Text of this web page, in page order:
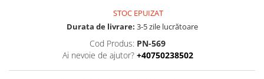
STOC EPUIZAT
Durata de livrare: 3-5 zile lucrătoare
Cod Produs: PN-569
Ai nevoie de ajutor? +40750238502